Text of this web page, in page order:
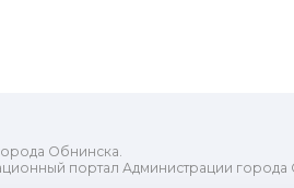
Обнинска.
портал Администрации города